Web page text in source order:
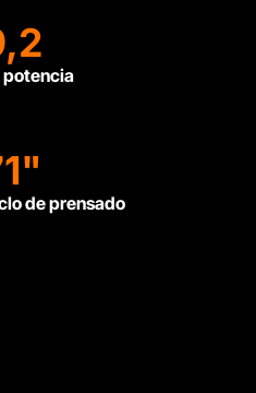
potencia
de prensado